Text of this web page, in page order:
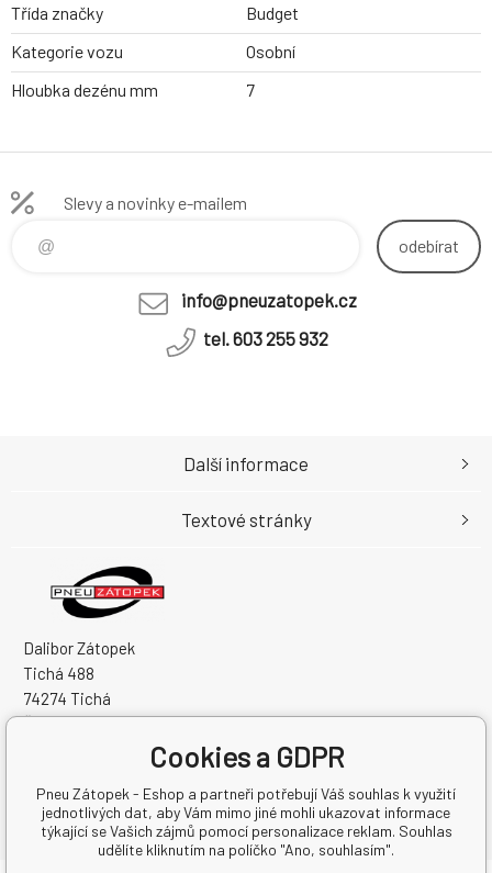
Třída značky
Budget
Kategorie vozu
Osobní
Hloubka dezénu mm
7
Slevy a novinky e-mailem
odebírat
info@pneuzatopek.cz
tel. 603 255 932
Dalibor Zátopek
Tichá 488
74274 Tichá
Česká Republika
DIČ: CZ7504094994
Další informace
Textové stránky
Cookies a GDPR
Pneu Zátopek - Eshop a partneři potřebují Váš souhlas k využití
jednotlivých dat, aby Vám mimo jiné mohli ukazovat informace
týkající se Vašich zájmů pomocí personalizace reklam. Souhlas
udělíte kliknutím na políčko "Ano, souhlasím".